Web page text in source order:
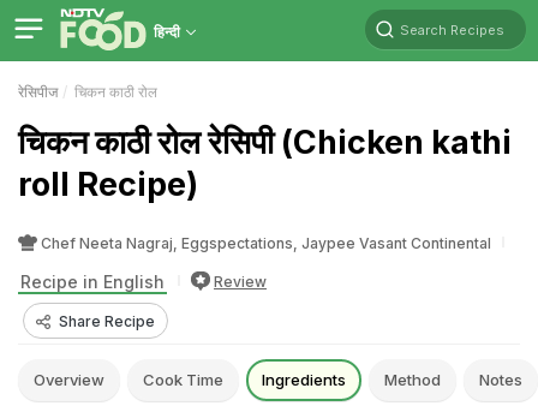
हिन्दी Search Recipes
रेसिपीज चिकन काठी रोल
चिकन काठी रोल रेसिपी (Chicken kathi
roll Recipe)
Chef Neeta Nagraj, Eggspectations, Jaypee Vasant Continental
Recipe in English Review
Share Recipe
Overview Cook Time Ingredients Method Notes